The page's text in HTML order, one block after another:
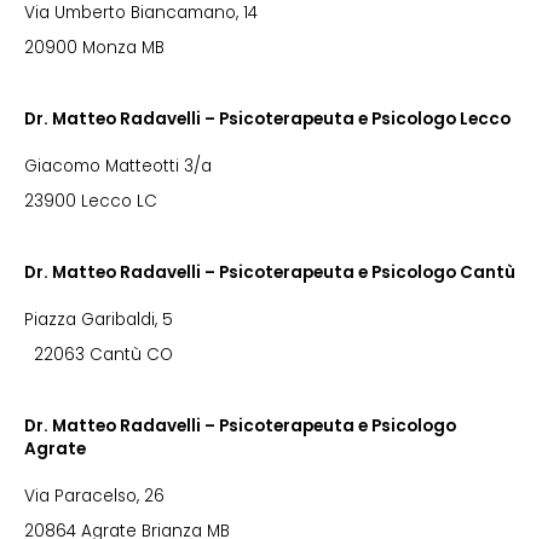
Via Umberto Biancamano, 14
20900 Monza MB
Dr. Matteo Radavelli – Psicoterapeuta e Psicologo Lecco
Giacomo Matteotti 3/a
23900 Lecco LC
Dr. Matteo Radavelli – Psicoterapeuta e Psicologo Cantù
Piazza Garibaldi, 5
22063 Cantù CO
Dr. Matteo Radavelli – Psicoterapeuta e Psicologo
Agrate
Via Paracelso, 26
20864 Agrate Brianza MB